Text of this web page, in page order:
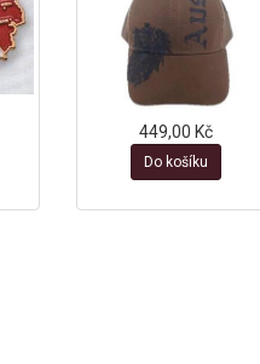
449,00 Kč
Do košíku